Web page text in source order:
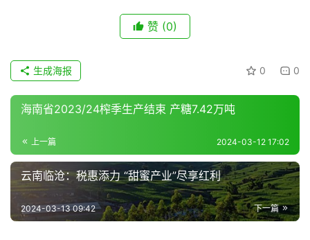
产
业
链
产
销
储
赞 (0)
0 0
生成海报
海南省2023/24榨季生产结束 产糖7.42万吨
上一篇 2024-03-12 17:02
云南临沧：税惠添力 “甜蜜产业”尽享红利
下一篇
2024-03-13 09:42